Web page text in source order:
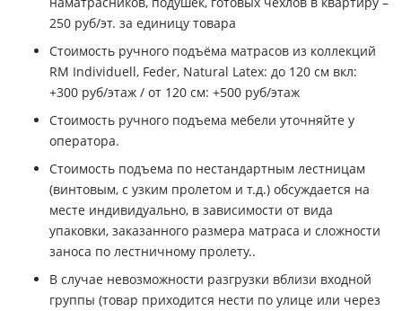
250 руб/эт. за единицу товара
Стоимость ручного подъёма матрасов из коллекций
RM Individuell, Feder, Natural Latex: до 120 см вкл:
+300 руб/этаж / от 120 см: +500 руб/этаж
Стоимость ручного подъема мебели уточняйте у
оператора.
Стоимость подъема по нестандартным лестницам
(винтовым, с узким пролетом и т.д.) обсуждается на
месте индивидуально, в зависимости от вида
упаковки, заказанного размера матраса и сложности
заноса по лестничному пролету..
В случае невозможности разгрузки вблизи входной
группы (товар приходится нести по улице или через